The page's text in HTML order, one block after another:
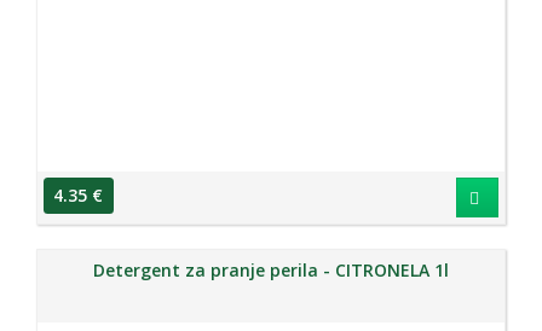
4.35 €
Detergent za pranje perila - CITRONELA 1l